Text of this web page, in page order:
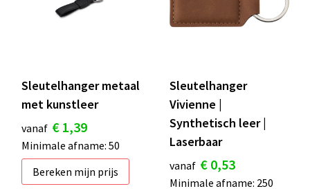
Sleutelhanger metaal
met kunstleer
vanaf € 1,39
Minimale afname: 50
Bereken mijn prijs
Sleutelhanger
Vivienne |
Synthetisch leer |
Laserbaar
vanaf € 0,53
Minimale afname: 250